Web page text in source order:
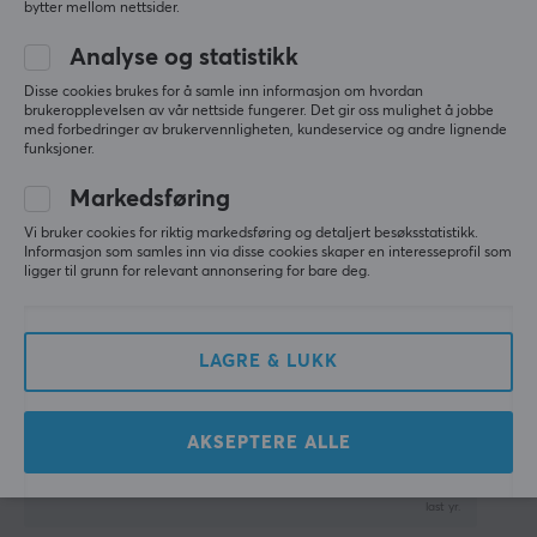
Antall knapper
Tohåndsutforming
Ja
Farge
Rosa
FORBINDELSE
Ja
Vis originalen
last yr.
linus j
Verifisert kjøper
Buffed Private
last yr.
bytter mellom nettsider.
Analyse og statistikk
Disse cookies brukes for å samle inn informasjon om hvordan
brukeropplevelsen av vår nettside fungerer. Det gir oss mulighet å jobbe
med forbedringer av brukervennligheten, kundeservice og andre lignende
funksjoner.
Markedsføring
Vi bruker cookies for riktig markedsføring og detaljert besøksstatistikk.
Informasjon som samles inn via disse cookies skaper en interesseprofil som
ligger til grunn for relevant annonsering for bare deg.
LAGRE & LUKK
AKSEPTERE ALLE